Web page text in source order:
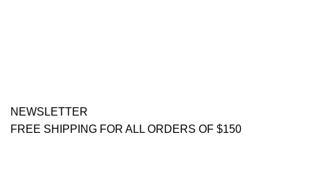
NEWSLETTER
FREE SHIPPING FOR ALL ORDERS OF $150